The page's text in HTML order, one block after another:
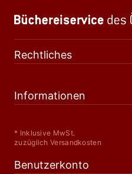
Rechtliches
Informationen
* Inklusive MwSt.
zuzüglich Versandkosten
Benutzerkonto